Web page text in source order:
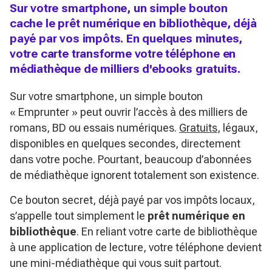
Sur votre smartphone, un simple bouton
cache le prêt numérique en bibliothèque, déjà
payé par vos impôts. En quelques minutes,
votre carte transforme votre téléphone en
médiathèque de milliers d'ebooks gratuits.
Sur votre smartphone, un simple bouton
« Emprunter » peut ouvrir l’accès à des milliers de
romans, BD ou essais numériques. Gratuits, légaux,
disponibles en quelques secondes, directement
dans votre poche. Pourtant, beaucoup d’abonnées
de médiathèque ignorent totalement son existence.
Ce bouton secret, déjà payé par vos impôts locaux,
s’appelle tout simplement le prêt numérique en
bibliothèque. En reliant votre carte de bibliothèque
à une application de lecture, votre téléphone devient
une mini-médiathèque qui vous suit partout.